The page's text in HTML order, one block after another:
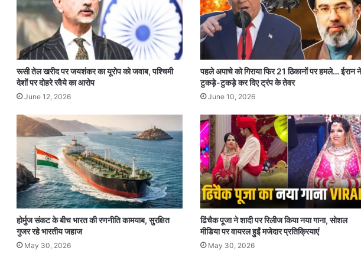
रूसी तेल खरीद पर जयशंकर का यूरोप को जवाब, पश्चिमी
देशों पर दोहरे रवैये का आरोप
June 12, 2026
पहले अपाचे को गिराया फिर 21 ठिकानों पर हमले… ईरान
टुकड़े-टुकड़े कर दिए ट्रंप के तेवर
June 10, 2026
होर्मुज संकट के बीच भारत की रणनीति कामयाब, सुरक्षित
गुजर रहे भारतीय जहाज
May 30, 2026
ढिंचैक पूजा ने शादी पर रिलीज किया नया गाना, सोशल
मीडिया पर वायरल हुईं मजेदार प्रतिक्रियाएं
May 30, 2026